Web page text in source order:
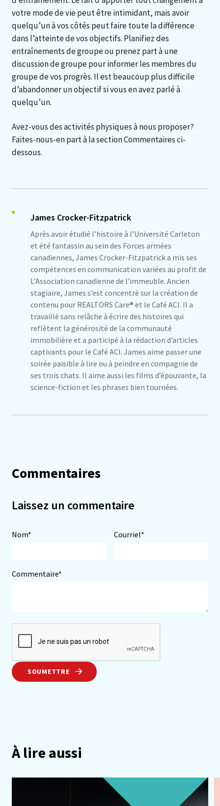
votre mode de vie peut être intimidant, mais avoir
quelqu’un à vos côtés peut faire toute la différence
dans l’atteinte de vos objectifs. Planifiez des
entraînements de groupe ou prenez part à une
discussion de groupe pour informer les membres du
groupe de vos progrès. Il est beaucoup plus difficile
d’abandonner un objectif si vous en avez parlé à
quelqu’un.
Avez-vous des activités physiques à nous proposer?
Faites-nous-en part à la section Commentaires ci-
dessous.
James Crocker-Fitzpatrick
Après avoir étudié l’histoire à l’Université Carleton
et été fantassin au sein des Forces armées
canadiennes, James Crocker-Fitzpatrick a mis ses
compétences en communication variées au profit de
L’Association canadienne de l’immeuble. Ancien
stagiaire, James s’est concentré sur la création de
contenu pour REALTORS Care® et le Café ACI. Il a
travaillé sans relâche à écrire des histoires qui
reflètent la générosité de la communauté
immobilière et a participé à la rédaction d’articles
captivants pour le Café ACI. James aime passer une
soirée paisible à lire ou à peindre en compagnie de
ses trois chats. Il aime aussi les films d’épouvante, la
science-fiction et les phrases bien tournées.
Commentaires
Laissez un commentaire
Nom* Courriel*
Commentaire*
SOUMETTRE
À lire aussi